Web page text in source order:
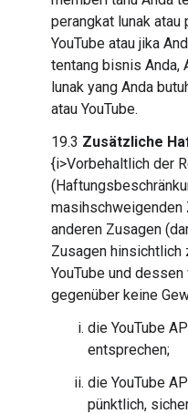
perangkat lunak
YouTube atau jika
tentang bisnis Anda,
lunak yang Anda
atau YouTube.
19.3 Zusätzliche
{i>Vorbehaltlich der
masihschweigenden
anderen Zusagen
Zusagen
YouTube und
gegenüber keine
die YouTube
entsprechen;
die YouTube
pünktlich,